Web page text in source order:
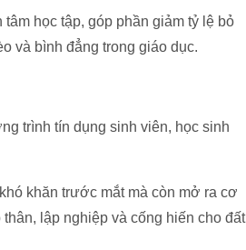
học tập, góp phần giảm tỷ lệ bỏ
và bình đẳng trong giáo dục.
trình tín dụng sinh viên, học sinh
khăn trước mắt mà còn mở ra cơ
lập nghiệp và cống hiến cho đất